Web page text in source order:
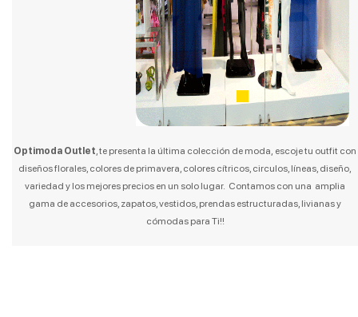
LA CASA DEL TIGRILLO
LA GOYA
LA HUECA DEL MORO
LA VAQUERITA
Optimoda Outlet, te presenta la última colección de moda, escoje tu outfit con
diseños florales, colores de primavera, colores cítricos, circulos, líneas, diseño,
variedad y los mejores precios en un solo lugar. Contamos con una amplia
gama de accesorios, zapatos, vestidos, prendas estructuradas, livianas y
cómodas para Ti!!